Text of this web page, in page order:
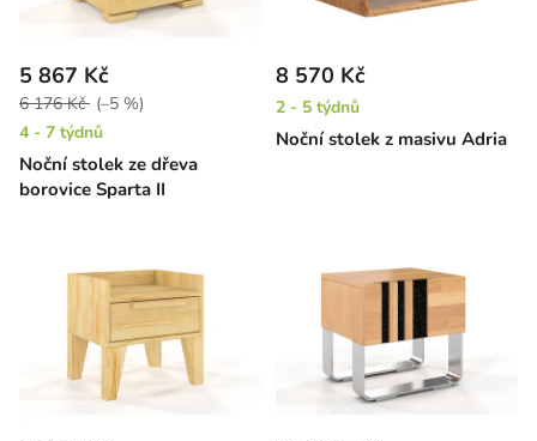
Noční stolek ze dřeva
borovice Sparta II
5 867 Kč
6 176 Kč (–5 %)
4 - 7 týdnů
Noční stolek z masivu Adria
8 570 Kč
2 - 5 týdnů